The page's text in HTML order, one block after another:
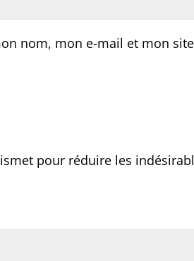
nom, mon e-mail et mon
pour réduire les